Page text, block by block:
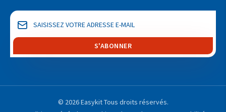
S'ABONNER
© 2026 Easykit Tous droits réservés.